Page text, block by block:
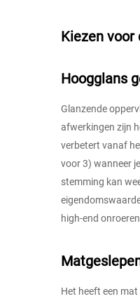
Kiezen voor
Hoogglans
Glanzende
afwerkingen zijn
verbetert vanaf
voor 3) wanneer
stemming kan
high-end
Het heeft een